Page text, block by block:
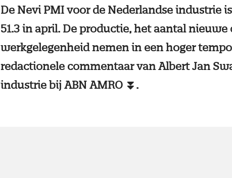
De Nevi PMI voor de Nederlandse industrie
51.3 in april. De productie, het aantal nieuwe
werkgelegenheid nemen in een hoger
redactionele commentaar van Albert Jan
industrie bij ABN AMRO ⏬.